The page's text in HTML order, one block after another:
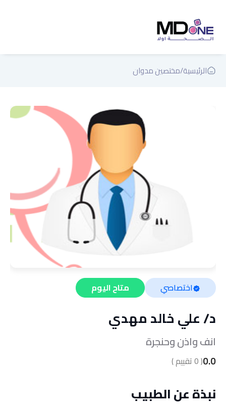
الرئيسية/مختصين مدوان
اختصاصي متاح اليوم
د/علي خالد مهدي
انف واذن وحنجرة
0.0
(
0تقييم )
نبذة عن الطبيب